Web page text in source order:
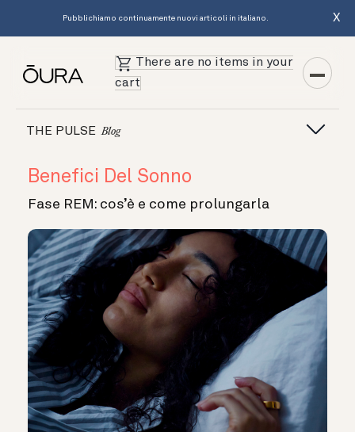
Pubblichiamo continuamente nuovi articoli in italiano. X
There are no items in your
cart
THE PULSE Blog
Benefici Del Sonno
Fase REM: cos’è e come prolungarla